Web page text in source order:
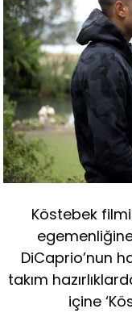
Köstebek
DiCaprio’nun
takım
içine